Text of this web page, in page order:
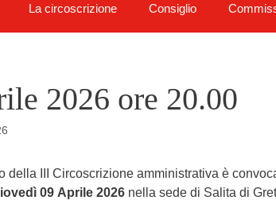
La circoscrizione Consiglio
2026 ore 20.00
della III Circoscrizione amministrativa è
09 Aprile 2026 nella sede di Salita di